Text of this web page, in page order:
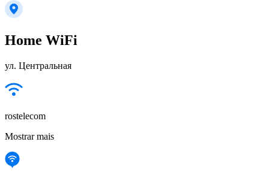
Home WiFi
ул. Центральная
rostelecom
Mostrar mais